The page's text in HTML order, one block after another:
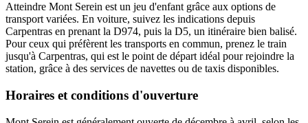
Atteindre Mont Serein est un jeu d'enfant grâce aux options de
transport variées. En voiture, suivez les indications depuis
Carpentras en prenant la D974, puis la D5, un itinéraire bien balisé.
Pour ceux qui préfèrent les transports en commun, prenez le train
jusqu'à Carpentras, qui est le point de départ idéal pour rejoindre la
station, grâce à des services de navettes ou de taxis disponibles.
Horaires et conditions d'ouverture